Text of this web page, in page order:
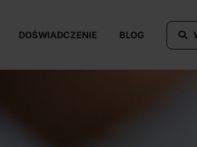
DOŚWIADCZENIE BLOG